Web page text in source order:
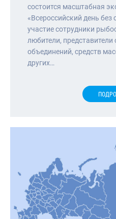
состоится масштабная
«Всероссийский день без
участие сотрудники
любители,
объединений, средств
других…